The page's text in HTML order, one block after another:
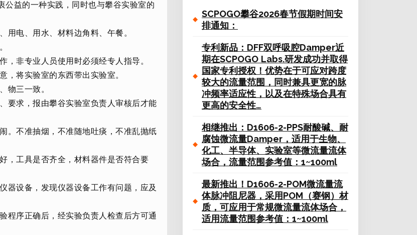
公益的一种实践，同时也与攀谷实验室的
用电、用水、材料边角料、午餐。
，非专业人员使用时必须经专人指导。
，将实验室的东西带出实验室。
物三一致。
要求，报由攀谷实验室负责人审核后才能
。不准抽烟，不准随地吐痰，不准乱抛纸
，工具是否齐全，材料器件是否符合要
器设备，发现仪器设备工作有问题，应及
程序正确后，经实验负责人检查后方可通
SCPOGO攀谷2026春节假期时间安
排通知：
专利新品：DFF双呼吸腔Damper近
期在SCPOGO Labs.研发成功并取得
国家专利授权！优势在于可应对跨度
较大的流量范围，同时兼具更宽的脉
冲频率适应性，以及在特殊场合具有
更高的安全性…
相继推出：D1606-2-PPS耐酸碱、耐
腐蚀微流量Damper，适用于生物、
化工、半导体、实验室等微流量流体
场合，流量范围参考值：1~100ml
最新推出！D1606-2-POM微流量流
体脉冲阻尼器，采用POM（赛钢）材
质，可应用于常规微流量流体场合，
适用流量范围参考值：1~100ml